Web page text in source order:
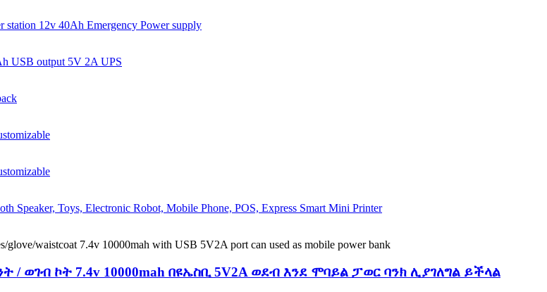
ወገብ ኮት 7.4v 10000mah በዩኤስቢ 5V2A ወደብ እንደ ሞባይል ፓወር ባንክ ሊያገለግል ይችላል